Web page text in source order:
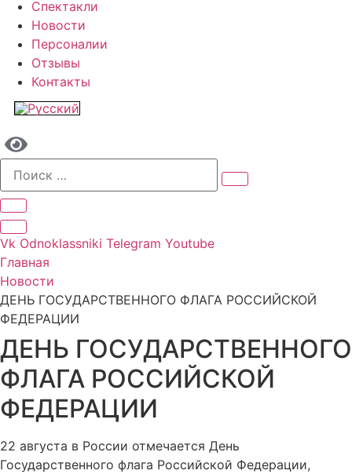
Спектакли
Новости
Персоналии
Отзывы
Контакты
Vk Odnoklassniki Telegram Youtube
Главная
Новости
ДЕНЬ ГОСУДАРСТВЕННОГО ФЛАГА РОССИЙСКОЙ
ФЕДЕРАЦИИ
ДЕНЬ ГОСУДАРСТВЕННОГО
ФЛАГА РОССИЙСКОЙ
ФЕДЕРАЦИИ
22 августа в России отмечается День
Государственного флага Российской Федерации,